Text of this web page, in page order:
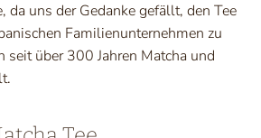
da uns der Gedanke gefällt, den Tee
Familienunternehmen zu
seit über 300 Jahren Matcha und